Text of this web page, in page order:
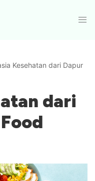
Kesehatan dari Dapur
dari